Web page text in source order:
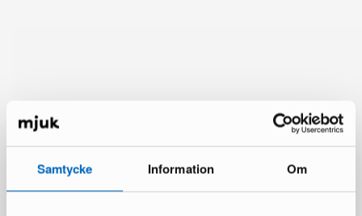
Samtycke Information Om